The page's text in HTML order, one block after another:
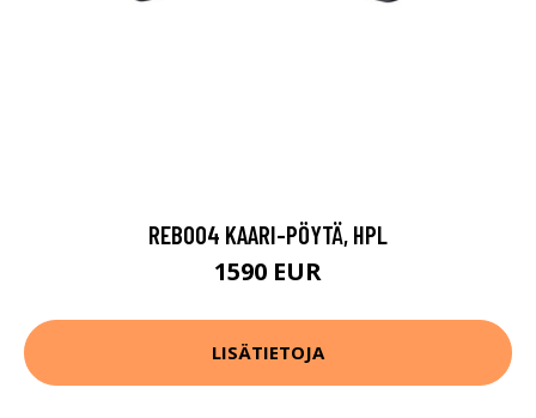
REB004 KAARI-PÖYTÄ, HPL
1590 EUR
LISÄTIETOJA